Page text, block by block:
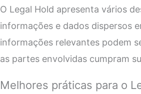
O Legal Hold apresenta vários
informações e dados dispersos
informações relevantes podem
as partes envolvidas cumpram
Melhores práticas para o